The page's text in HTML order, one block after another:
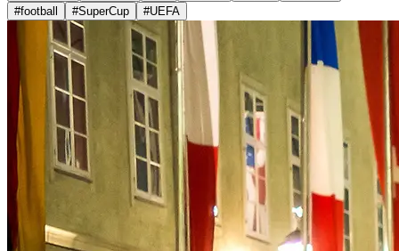
#football #SuperCup #UEFA